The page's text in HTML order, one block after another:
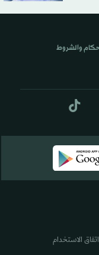
والشروط
الاستخدام